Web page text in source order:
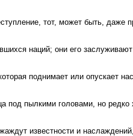
тот, может быть, даже
наций; они его заслуживают
поднимает или опускает
под пылкими головами, но
известности и